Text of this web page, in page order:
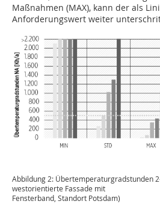
Maßnahmen (MAX), kann der als
Anforderungswert weiter
Abbildung 2: Übertemperaturgradstunden
westorientierte Fassade mit
Fensterband, Standort Potsdam)